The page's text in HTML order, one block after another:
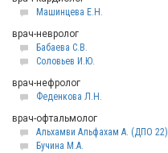
Машинцева Е.Н.
врач-невролог
Бабаева С.В.
Соловьев И.Ю.
врач-нефролог
Феденкова Л.Н.
врач-офтальмолог
Альхамви Альфахам А. (ДПО 22)
Бучина М.А.